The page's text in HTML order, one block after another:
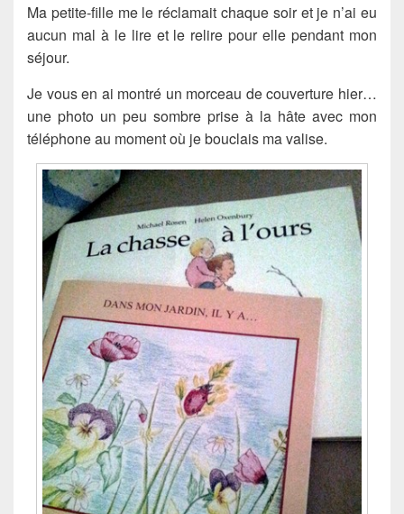
Ma petite-fille me le réclamait chaque soir et je n’ai eu
aucun mal à le lire et le relire pour elle pendant mon
séjour.
Je vous en ai montré un morceau de couverture hier…
une photo un peu sombre prise à la hâte avec mon
téléphone au moment où je bouclais ma valise.